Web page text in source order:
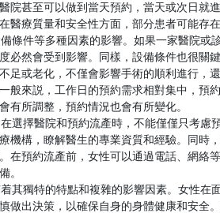
院甚至可以做到當天預約，當天或次日就
醫療質量和安全性方面，部分患者可能存在
必然會受到影響。同樣，設備條件也很關
足或老化，不僅會影響手術的順利進行，
般來説，工作日的預約需求相對集中，預
有所調整，預約情況也會有所變化。
機構，瞭解醫生的專業資質和經驗。同時
在預約流產前，女性可以通過電話、網絡
。
做出決策，以確保自身的身體健康和安全